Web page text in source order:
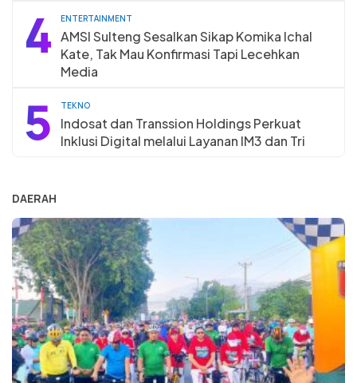
4 ENTERTAINMENT
AMSI Sulteng Sesalkan Sikap Komika Ichal
Kate, Tak Mau Konfirmasi Tapi Lecehkan
Media
5 TEKNO
Indosat dan Transsion Holdings Perkuat
Inklusi Digital melalui Layanan IM3 dan Tri
DAERAH